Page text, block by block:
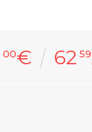
00€ 62 59